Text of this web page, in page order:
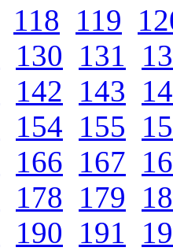
118 119
130 131
142 143
154 155
166 167
178 179
190 191